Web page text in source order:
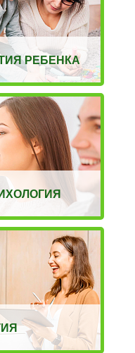
РЕБЕНКА